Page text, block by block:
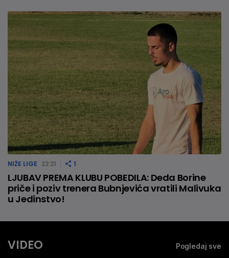
NIŽE LIGE 22:21 1
LJUBAV PREMA KLUBU POBEDILA: Deda Borine
priče i poziv trenera Bubnjevića vratili Malivuka
u Jedinstvo!
VIDEO Pogledaj sve